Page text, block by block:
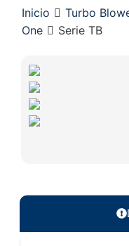
Inicio Turbo
One
Serie TB